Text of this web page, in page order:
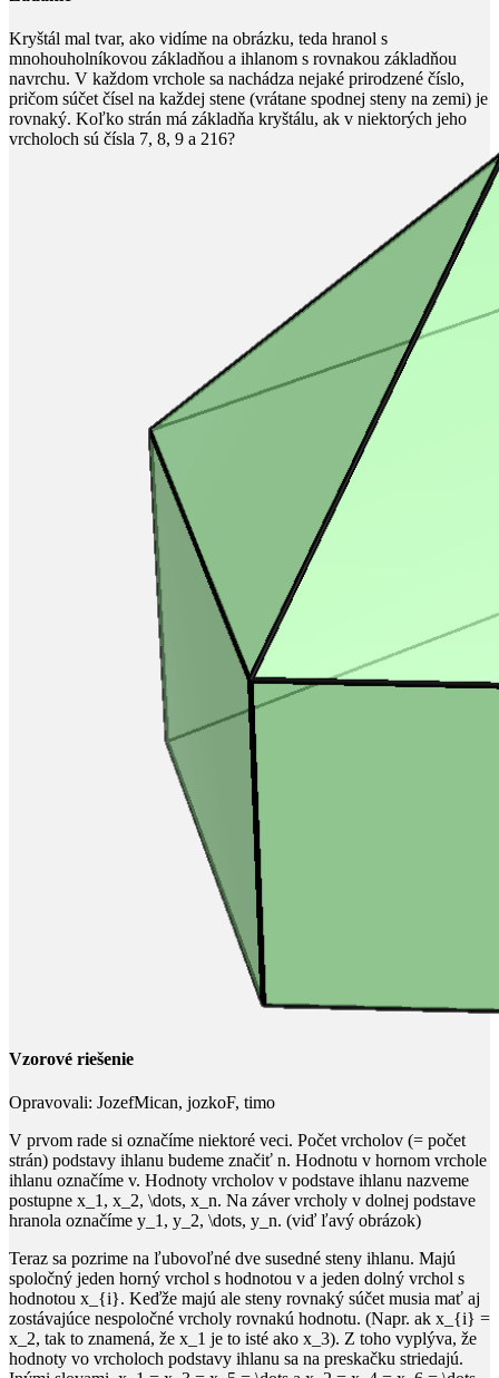
Kryštál mal tvar, ako vidíme na obrázku, teda hranol s
mnohouholníkovou základňou a ihlanom s rovnakou základňou
navrchu. V každom vrchole sa nachádza nejaké prirodzené číslo,
pričom súčet čísel na každej stene (vrátane spodnej steny na zemi) je
rovnaký. Koľko strán má základňa kryštálu, ak v niektorých jeho
vrcholoch sú čísla 7, 8, 9 a 216?
Vzorové riešenie
Opravovali: JozefMican, jozkoF, timo
V prvom rade si označíme niektoré veci. Počet vrcholov (= počet
strán) podstavy ihlanu budeme značiť n. Hodnotu v hornom vrchole
ihlanu označíme v. Hodnoty vrcholov v podstave ihlanu nazveme
postupne x_1, x_2, \dots, x_n. Na záver vrcholy v dolnej podstave
hranola označíme y_1, y_2, \dots, y_n. (viď ľavý obrázok)
Teraz sa pozrime na ľubovoľné dve susedné steny ihlanu. Majú
spoločný jeden horný vrchol s hodnotou v a jeden dolný vrchol s
hodnotou x_{i}. Keďže majú ale steny rovnaký súčet musia mať aj
zostávajúce nespoločné vrcholy rovnakú hodnotu. (Napr. ak x_{i} =
x_2, tak to znamená, že x_1 je to isté ako x_3). Z toho vyplýva, že
hodnoty vo vrcholoch podstavy ihlanu sa na preskačku striedajú.